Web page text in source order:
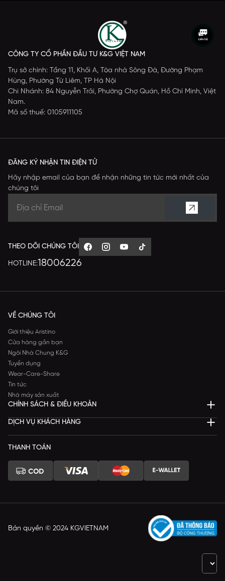
CÔNG TY CỔ PHẦN ĐẦU TƯ K&G VIỆT NAM
Trụ sở chính: Tầng 11, Khối A, Tòa nhà Sông Đà, Đường Phạm
Hùng, Phường Từ Liêm, TP Hà Nội
Chi Nhánh: 84 Nguyễn Trãi, Phường Chợ Quán, Hồ Chí Minh, Việt
Nam.
Mã số thuế: 0105911105
ĐĂNG KÝ NHẬN TIN ĐIỆN TỬ
Hãy nhập email của bạn để nhận những tin tức mới nhất của
chúng tôi
THEO DÕI CHÚNG TÔI
HOTLINE:18006226
VỀ CHÚNG TÔI
Giới thiệu Aristino
Cửa hàng gần bạn
Ngôi Nhà Chung K&G
Tuyển dụng
Wear-Care-Share
Tin tức
Nhà máy sản xuất
CHÍNH SÁCH & ĐIỀU KHOẢN
DỊCH VỤ KHÁCH HÀNG
THANH TOÁN
Bản quyền © 2024 KGVIETNAM